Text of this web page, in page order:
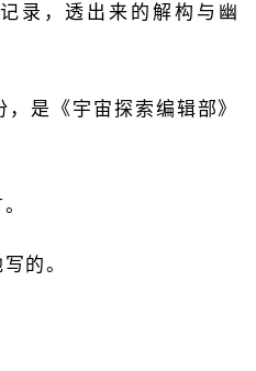
录，透出来的解构与幽
是《宇宙探索编辑部》
的。